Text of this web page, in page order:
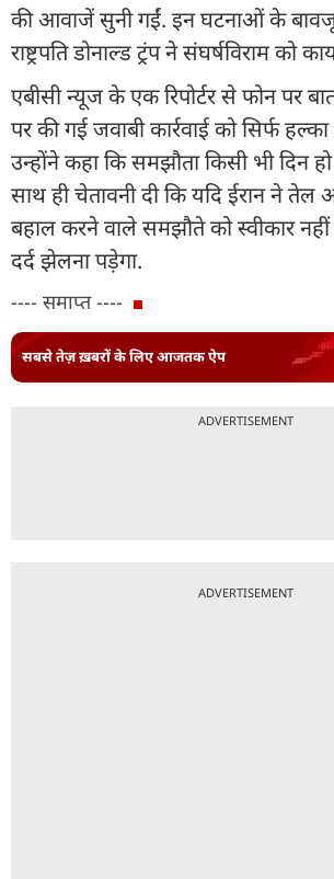
की आवाजें सुनी गईं. इन घटनाओं के
राष्ट्रपति डोनाल्ड ट्रंप ने संघर्षविराम को
एबीसी न्यूज के एक रिपोर्टर से फोन पर
पर की गई जवाबी कार्रवाई को सिर्फ
उन्होंने कहा कि समझौता किसी भी दिन
साथ ही चेतावनी दी कि यदि ईरान ने
बहाल करने वाले समझौते को स्वीकार नहीं
दर्द झेलना पड़ेगा.
---- समाप्त ----
सबसे तेज़ ख़बरों के लिए आजतक ऐप
ADVERTISEMENT
ADVERTISEMENT